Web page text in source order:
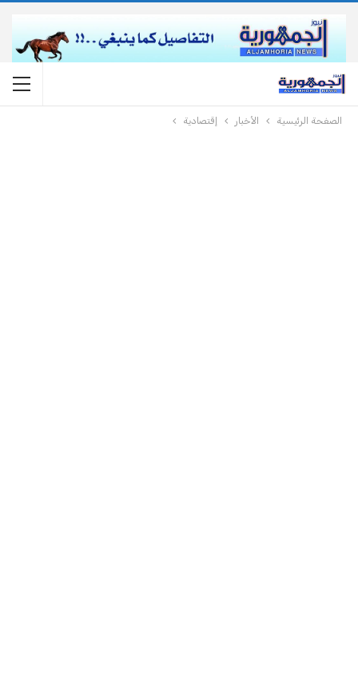
الصفحة الرئيسية الأخبار إقتصادية